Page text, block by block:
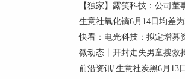
【独家】露笑科技：公司董
生意社氧化镝6月14日均差
快看：电光科技：拟定增募
微动态丨开封走失男童搜救
前沿资讯!生意社炭黑6月13